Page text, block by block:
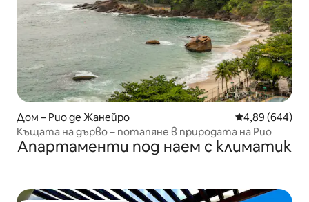
Дом – Рио де Жанейро Средна
4,89 (644)
Къщата на дърво – потапяне в природата на Рио
Апартаменти под наем с климатик